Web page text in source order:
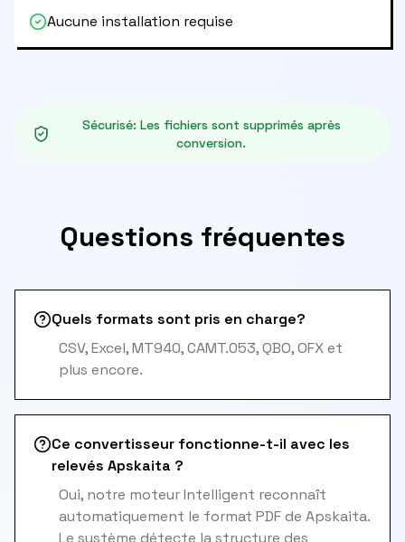
Aucune installation requise
Sécurisé: Les fichiers sont supprimés après
conversion.
Questions fréquentes
Quels formats sont pris en charge?
CSV, Excel, MT940, CAMT.053, QBO, OFX et
plus encore.
Ce convertisseur fonctionne-t-il avec les
relevés Apskaita ?
Oui, notre moteur Intelligent reconnaît
automatiquement le format PDF de Apskaita.
Le système détecte la structure des